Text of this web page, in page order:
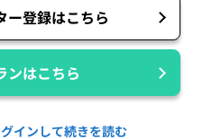
ー登録はこちら
ンはこちら
インして続きを読む